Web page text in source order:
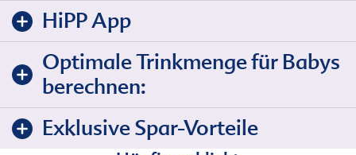
HiPP App
Optimale Trinkmenge für Babys
berechnen:
Exklusive Spar-Vorteile